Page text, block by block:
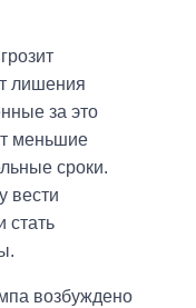
лишения
за это
меньшие
сроки.
вести
стать
возбуждено